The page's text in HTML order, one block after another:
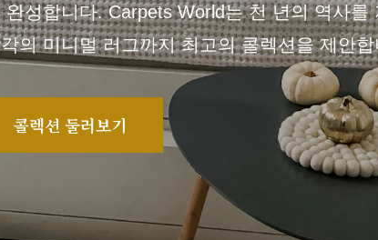
성합니다. Carpets World는 천 년의 역사를
의 미니멀 러그까지 최고의 콜렉션을 제안
콜렉션 둘러보기